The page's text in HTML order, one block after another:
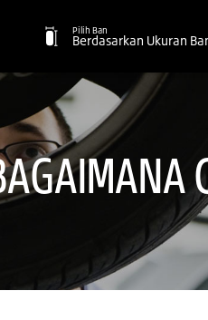
Pilih Ban
Berdasarkan Ukuran